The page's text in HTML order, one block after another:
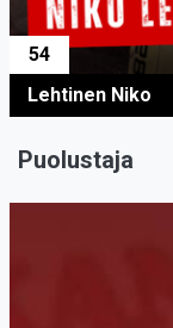
54
Lehtinen Niko
Puolustaja